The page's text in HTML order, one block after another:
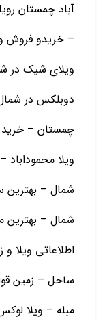
آباد چمستان
– خریدو فروش
ویلای شیک در
دوبلکس در
چمستان –
ویلا محموداباد
شمال – بهترین
شمال – بهترین
اطلاعاتی ویلا
ساحل – زمین
مبله – ویلا